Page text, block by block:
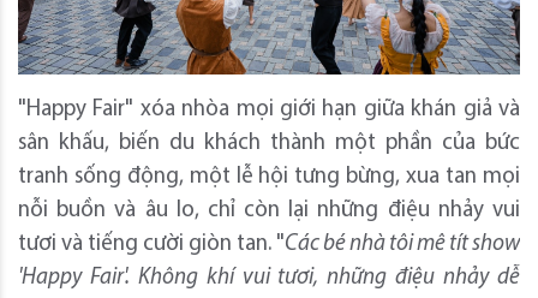
"Happy Fair" xóa nhòa mọi giới hạn giữa khán giả và
sân khấu, biến du khách thành một phần của bức
tranh sống động, một lễ hội tưng bừng, xua tan mọi
nỗi buồn và âu lo, chỉ còn lại những điệu nhảy vui
tươi và tiếng cười giòn tan. "Các bé nhà tôi mê tít show
'Happy Fair'. Không khí vui tươi, những điệu nhảy dễ